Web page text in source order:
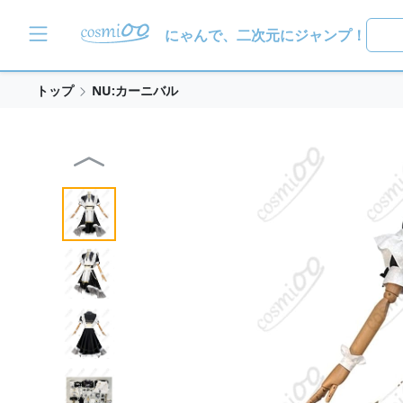
にゃんで、二次元にジャンプ！
トップ NU:カーニバル